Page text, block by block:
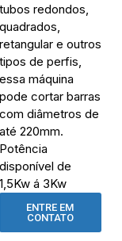
tubos redondos,
quadrados,
retangular e outros
tipos de perfis,
essa máquina
pode cortar barras
com diâmetros de
até 220mm.
Potência
disponível de
1,5Kw á 3Kw
ENTRE EM
CONTATO